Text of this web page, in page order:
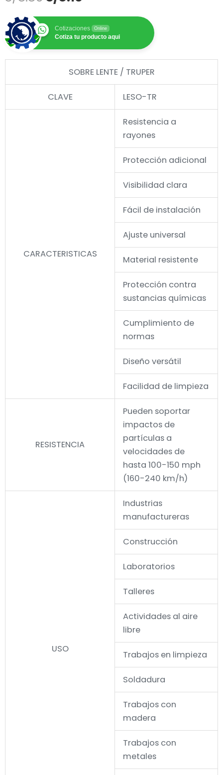
original
era:
S/8.80.
actual
es:
S/8.10.
Cotizaciones Online
Cotiza tu producto aqui
SOBRE LENTE / TRUPER
CLAVE LESO-TR
CARACTERISTICAS
Resistencia a
rayones
Protección adicional
Visibilidad clara
Fácil de instalación
Ajuste universal
Material resistente
Protección contra
sustancias químicas
Cumplimiento de
normas
Diseño versátil
Facilidad de limpieza
RESISTENCIA
Pueden soportar
impactos de
partículas a
velocidades de
hasta 100-150 mph
(160-240 km/h)
USO
Industrias
manufactureras
Construcción
Laboratorios
Talleres
Actividades al aire
libre
Trabajos en limpieza
Soldadura
Trabajos con
madera
Trabajos con
metales